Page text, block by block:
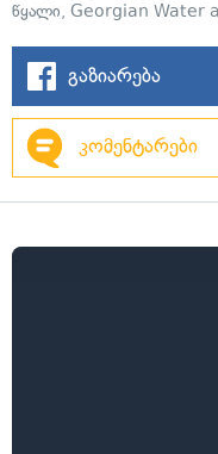
წყალი, Georgian Water
გაზიარება
კომენტარები